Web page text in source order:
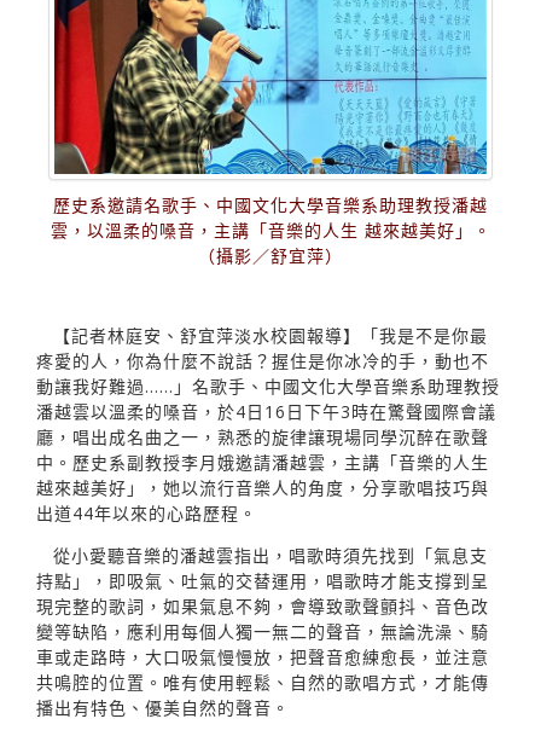
歷史系邀請名歌手、中國文化大學音樂系助理教授潘越
雲，以溫柔的嗓音，主講「音樂的人生 越來越美好」。
（攝影／舒宜萍）
【記者林庭安、舒宜萍淡水校園報導】「我是不是你最
疼愛的人，你為什麼不說話？握住是你冰冷的手，動也不
動讓我好難過……」名歌手、中國文化大學音樂系助理教授
潘越雲以溫柔的嗓音，於4日16日下午3時在驚聲國際會議
廳，唱出成名曲之一，熟悉的旋律讓現場同學沉醉在歌聲
中。歷史系副教授李月娥邀請潘越雲，主講「音樂的人生
越來越美好」，她以流行音樂人的角度，分享歌唱技巧與
出道44年以來的心路歷程。
從小愛聽音樂的潘越雲指出，唱歌時須先找到「氣息支
持點」，即吸氣、吐氣的交替運用，唱歌時才能支撐到呈
現完整的歌詞，如果氣息不夠，會導致歌聲顫抖、音色改
變等缺陷，應利用每個人獨一無二的聲音，無論洗澡、騎
車或走路時，大口吸氣慢慢放，把聲音愈練愈長，並注意
共鳴腔的位置。唯有使用輕鬆、自然的歌唱方式，才能傳
播出有特色、優美自然的聲音。